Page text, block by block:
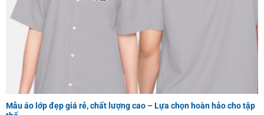
Mẫu áo lớp đẹp giá rẻ, chất lượng cao – Lựa chọn hoàn hảo cho tập